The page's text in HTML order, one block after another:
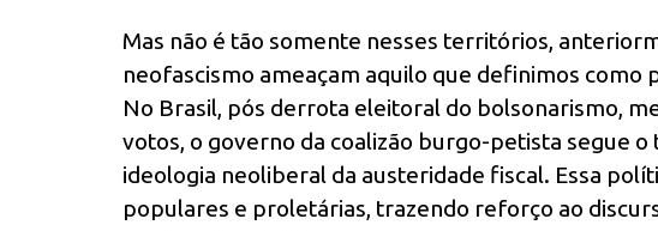
Mas não é tão somente nesses territórios,
neofascismo ameaçam aquilo que definimos como
No Brasil, pós derrota eleitoral do bolsonarismo,
votos, o governo da coalizão burgo-petista segue o
ideologia neoliberal da austeridade fiscal. Essa
populares e proletárias, trazendo reforço ao